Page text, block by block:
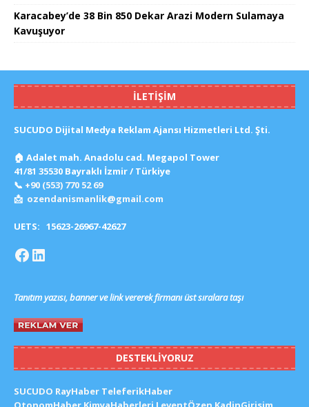
Karacabey’de 38 Bin 850 Dekar Arazi Modern Sulamaya
Kavuşuyor
İLETIŞIM
SUCUDO Dijital Medya Reklam Ajansı Hizmetleri Ltd. Şti.
🏠 Adalet mah. Anadolu cad. Megapol Tower
41/81 35530 Bayraklı İzmir / Türkiye
📞 +90 (553) 770 52 69
📩 ozendanismanlik@gmail.com
UETS: 15623-26967-42627
Tanıtım yazısı, banner ve link vererek firmanı üst sıralara taşı
DESTEKLIYORUZ
SUCUDO RayHaber TeleferikHaber